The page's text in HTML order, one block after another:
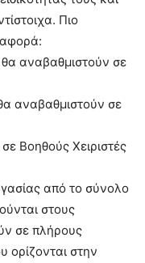
Πιο
αναβαθμιστούν σε
αναβαθμιστούν σε
Βοηθούς Χειριστές
από το σύνολο
στους
σε πλήρους
ορίζονται στην